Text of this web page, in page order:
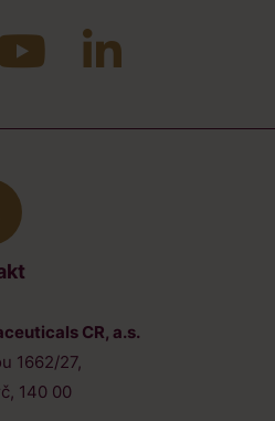
CR, a.s.
1662/27,
140 00